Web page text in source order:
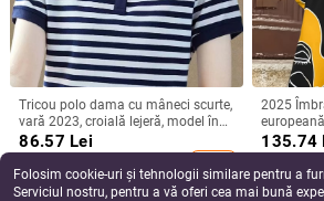
Tricou polo dama cu mâneci scurte,
vară 2023, croială lejeră, model în
dungi, mărime plus
86.57 Lei
add_shopping_cart
2025
imprimată
mânecă
modă,
135.74
Folosim cookie-uri și tehnologii similare pentru a
Serviciul nostru, pentru a vă oferi cea mai bună